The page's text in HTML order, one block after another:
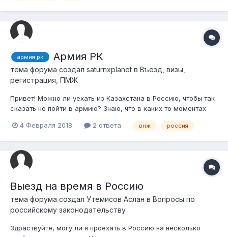
армия рк Армия РК
тема форума создал saturnxplanet в Въезд, визы,
регистрация, ПМЖ
Привет! Можно ли уехать из Казахстана в Россию, чтобы так
сказать не пойти в армию? Знаю, что в каких то моментах
допустим получу РВП в РФ, нужно ли сниматься с учета? Или
4 Февраля 2018 2 ответа внж россия
Выезд на время в Россию
тема форума создал Утемисов Аслан в Вопросы по
российскому законодательству
Здраствуйте, могу ли я проехать в Россию на несколько